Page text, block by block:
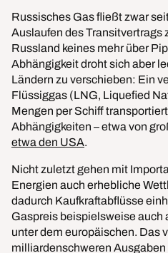
Russisches Gas fließt zwar
Auslaufen des Transitvertrags
Russland keines mehr über
Abhängigkeit droht sich aber
Ländern zu verschieben: Ein
Flüssiggas (LNG, Liquefied
Mengen per Schiff
Abhängigkeiten – etwa von
etwa den USA.
Nicht zuletzt gehen mit
Energien auch erhebliche
dadurch Kaufkraftabflüsse
Gaspreis beispielsweise auch
unter dem europäischen. Das
milliardenschweren Ausgaben